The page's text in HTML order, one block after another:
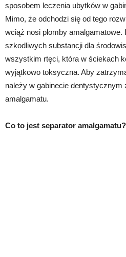
sposobem leczenia ubytków w
Mimo, że odchodzi się od tego
wciąż nosi plomby amalgamatowe.
szkodliwych substancji dla
wszystkim rtęci, która w ściekach
wyjątkowo toksyczna. Aby
należy w gabinecie dentystycznym
amalgamatu.
Co to jest separator amalgamatu?